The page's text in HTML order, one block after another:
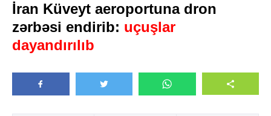
İran Küveyt aeroportuna dron
zərbəsi endirib: uçuşlar
dayandırılıb